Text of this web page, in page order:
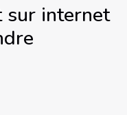
sur internet